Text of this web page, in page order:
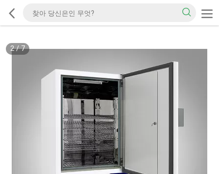
2/7